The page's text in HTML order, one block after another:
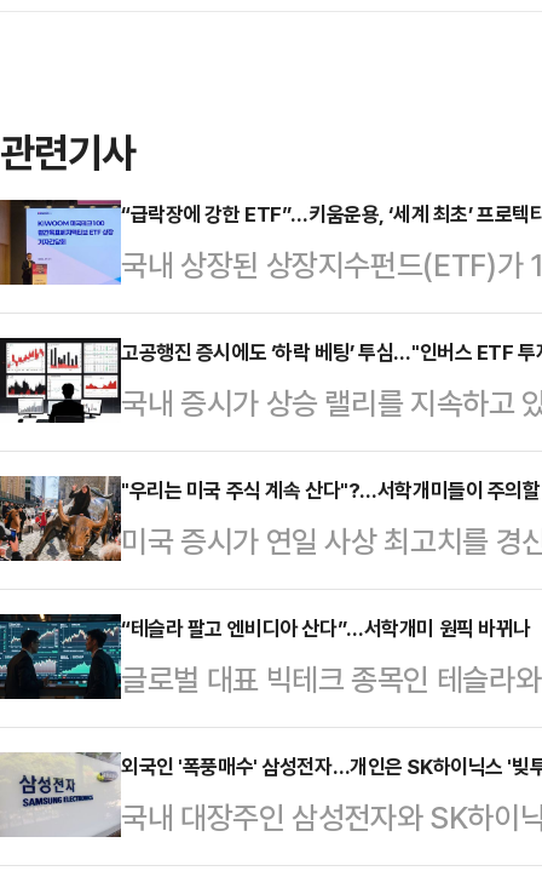
관련기사
“급락장에 강한 ETF”…키움운용, ‘세계 최초’ 프로텍
국내 상장된 상장지수펀드(ETF)가
운용이 새로운 투자 패러다임을 제
익을 쫓는 ‘프로텍티브 풋(방어적
인 것이다.김기현 키움투자자산운
에서 열린 ‘KIWOON 미국테크100
회’에서 “최근 ETF 시장은 단순히
능동적으로 대응하고, 투자자에게
ETF 중심의 …
고공행진 증시에도 ‘하락 베팅’ 투심…"인버스 ETF
국내 증시가 상승 랠리를 지속하고
(역방향) 상장지수펀드(ETF)에 투
가 고점에 달했다는 우려 심리가 반
손실 위험이 커질 수 있다며 주의
면 최근 일주일 동안 국내 ETF 시
상품은 ‘KODEX 200선물인버스
선물 지수를 2배 역추종하는 곱버
락할 …
"우리는 미국 주식 계속 산다"?…서학개미들이 주의
미국 증시가 연일 사상 최고치를 경
고 있다. 전문가들은 인공지능(AI)
계속될 수 있지만 관세 불확실성과
다고 조언하고 있다.21일 한국예
에 따르면, 미국 주식 보관액은 지
달러(약 186조원)로 파악됐다.지난
것으로 확인된 데다 인공지능(AI)
미…
“테슬라 팔고 엔비디아 산다”…서학개미 원픽 바뀌나
글로벌 대표 빅테크 종목인 테슬라
을 보이고 있다. 국내 투자자들의
는 것과 달리 엔비디아는 뚜렷한 상
에 변화가 생길지 주목된다.18일
(SEIBro)에 따르면 이달 15일 기준
외국인 '폭풍매수' 삼성전자…개인은 SK하이닉스 '빚
국내 대장주인 삼성전자와 SK하이
인은 삼성전자를 대거 순매수하며